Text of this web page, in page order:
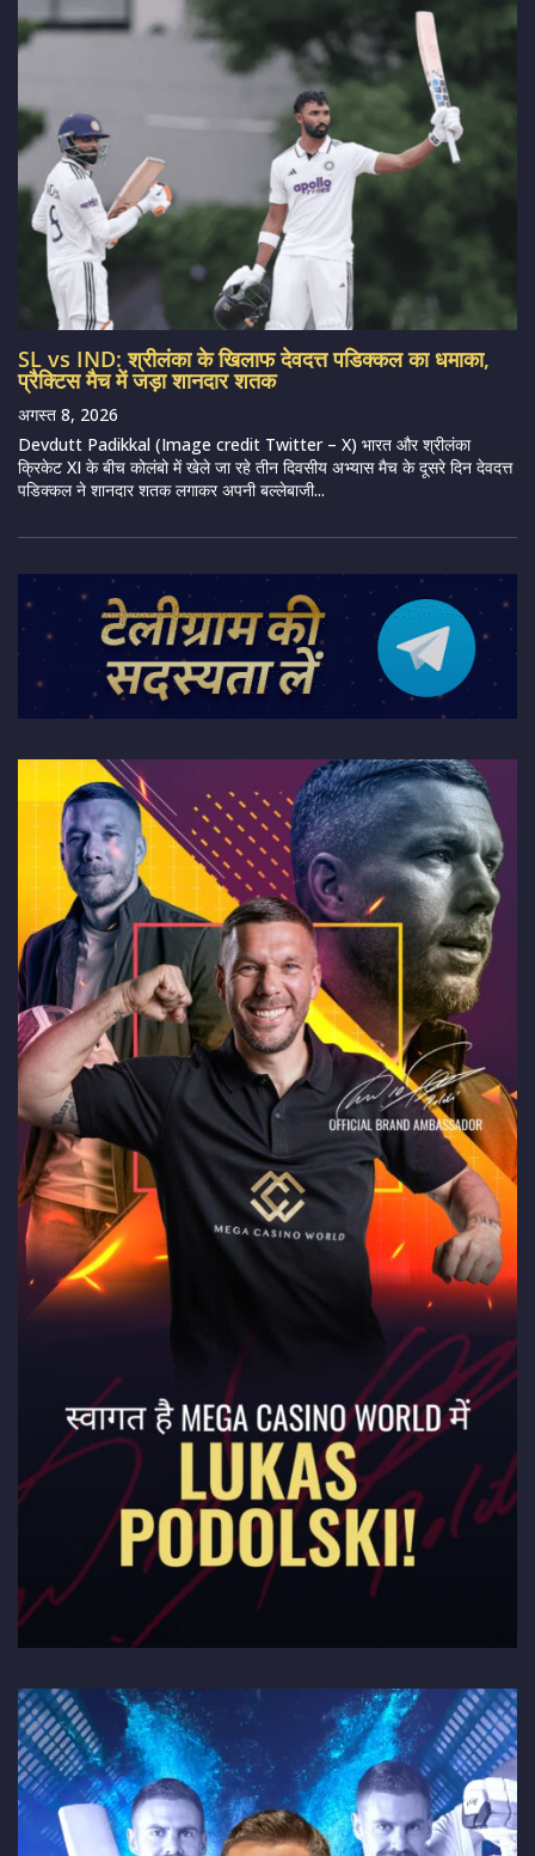
SL vs IND: श्रीलंका के खिलाफ देवदत्त पडिक्कल का धमाका,
प्रैक्टिस मैच में जड़ा शानदार शतक
अगस्त 8, 2026
Devdutt Padikkal (Image credit Twitter – X) भारत और श्रीलंका
क्रिकेट XI के बीच कोलंबो में खेले जा रहे तीन दिवसीय अभ्यास मैच के दूसरे दिन देवदत्त
पडिक्कल ने शानदार शतक लगाकर अपनी बल्लेबाजी...